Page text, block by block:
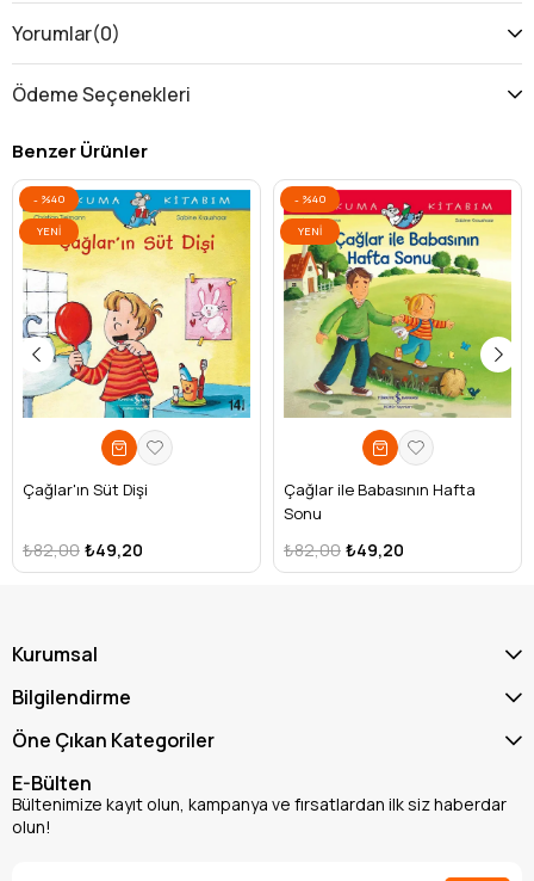
Yorumlar(0)
Ödeme Seçenekleri
Benzer Ürünler
Çağlar'ın Süt Dişi
₺49,20
₺82,00
%40
YENI
ÜRÜN
Çağlar ile Babasının Hafta
Sonu
₺49,20
₺82,00
%40
YENI
ÜRÜN
Kurumsal
Bilgilendirme
Öne Çıkan Kategoriler
E-Bülten
Bültenimize kayıt olun, kampanya ve fırsatlardan ilk siz haberdar
olun!